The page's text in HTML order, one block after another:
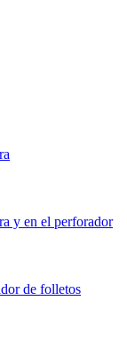
y en el perforador
de folletos